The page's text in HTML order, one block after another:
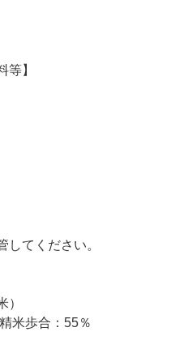
等】
してください。
）
米歩合：55％